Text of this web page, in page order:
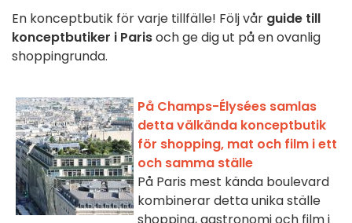
En konceptbutik för varje tillfälle! Följ vår guide till
konceptbutiker i Parisoch ge dig ut på en ovanlig
shoppingrunda.
På Champs-Élysées samlas
detta välkända konceptbutik
för shopping, mat och film i ett
och samma ställe
På Paris mest kända boulevard
kombinerar detta unika ställe